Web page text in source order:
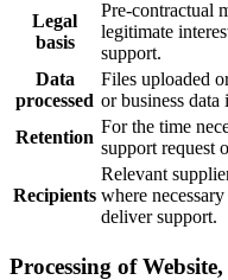
Legal
basis
Pre-contractual
legitimate
support.
Data
processed
Files uploaded
or business
Retention
For the time
support request
Recipients
Relevant
where
deliver support.
Processing of